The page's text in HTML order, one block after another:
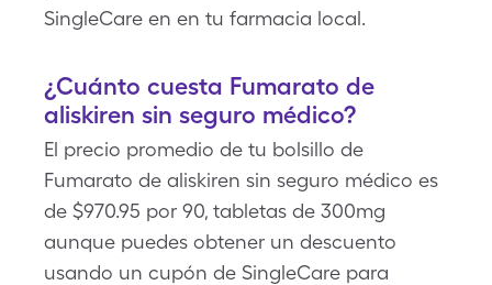
SingleCare en en tu farmacia local.
¿Cuánto cuesta Fumarato de
aliskiren sin seguro médico?
El precio promedio de tu bolsillo de
Fumarato de aliskiren sin seguro médico es
de $970.95 por 90, tabletas de 300mg
aunque puedes obtener un descuento
usando un cupón de SingleCare para